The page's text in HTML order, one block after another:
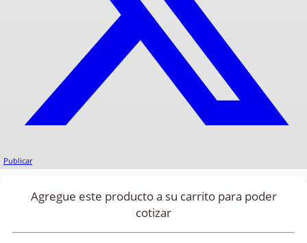
Publicar
Agregue este producto a su carrito para poder
cotizar